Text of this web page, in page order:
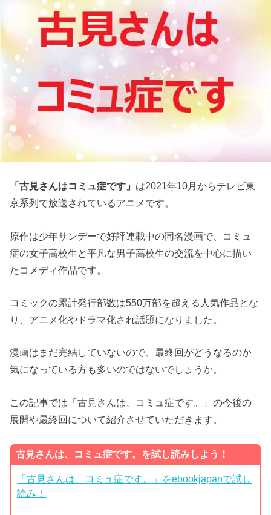
「古見さんはコミュ症です」 は2021年10月からテレビ東
京系列で放送されているアニメです。
原作は少年サンデーで好評連載中の同名漫画で、コミュ
症の女子高校生と平凡な男子高校生の交流を中心に描い
たコメディ作品です。
コミックの累計発行部数は550万部を超える人気作品とな
り、アニメ化やドラマ化され話題になりました。
漫画はまだ完結していないので、最終回がどうなるのか
気になっている方も多いのではないでしょうか。
この記事では「古見さんは、コミュ症です。」の今後の
展開や最終回について紹介させていただきます。
古見さんは、コミュ症です。を試し読みしよう！
「古見さんは、コミュ症です。」をebookjapanで試し
読み！